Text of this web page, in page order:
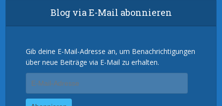
Blog via E-Mail abonnieren
Gib deine E-Mail-Adresse an, um Benachrichtigungen
über neue Beiträge via E-Mail zu erhalten.
Mail-
Adresse